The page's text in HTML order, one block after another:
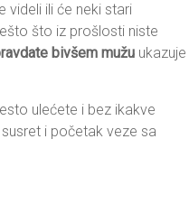
videli ili će neki stari
što iz prošlosti niste
bivšem mužu ukazuje
ulećete i bez ikakve
i početak veze sa